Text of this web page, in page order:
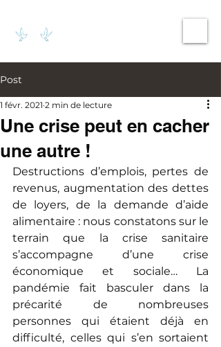
Post
Une crise peut en cacher
une autre !
1 févr. 2021 2 min de lecture
Destructions d’emplois, pertes de
revenus, augmentation des dettes
de loyers, de la demande d’aide
alimentaire : nous constatons sur le
terrain que la crise sanitaire
s’accompagne d’une crise
économique et sociale… La
pandémie fait basculer dans la
précarité de nombreuses
personnes qui étaient déjà en
difficulté, celles qui s’en sortaient